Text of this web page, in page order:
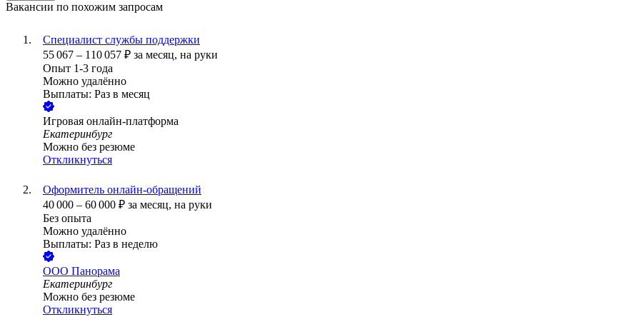
Вакансии по похожим запросам
Специалист службы поддержки
55 067 – 110 057 ₽ за месяц, на руки
Опыт 1-3 года
Можно удалённо
Выплаты: Раз в месяц
Игровая онлайн-платформа
Екатеринбург
Можно без резюме
Откликнуться
Оформитель онлайн-обращений
40 000 – 60 000 ₽ за месяц, на руки
Без опыта
Можно удалённо
Выплаты: Раз в неделю
ООО Панорама
Екатеринбург
Можно без резюме
Откликнуться